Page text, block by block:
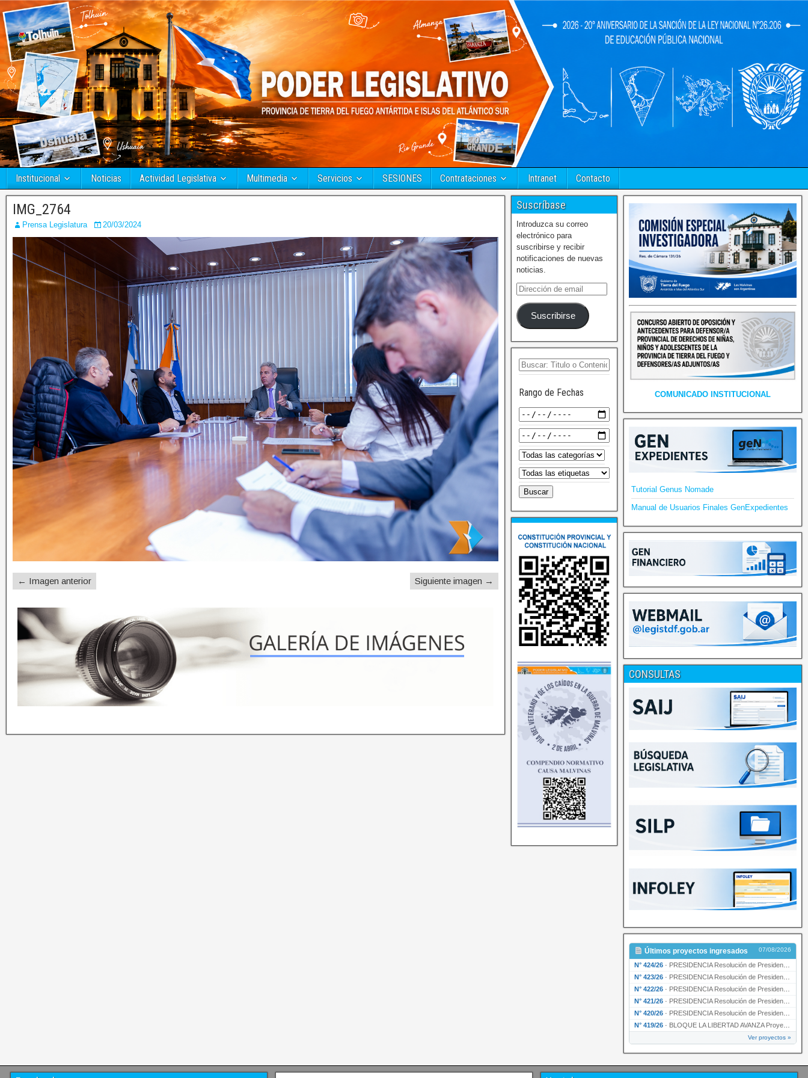
Institucional Noticias Actividad Legislativa Multimedia Servicios SESIONES Contrataciones Intranet Contacto
IMG_2764
Prensa Legislatura 20/03/2024
← Imagen anterior Siguiente imagen →
Suscríbase
Introduzca su correo
electrónico para
suscribirse y recibir
notificaciones de nuevas
noticias.
Suscribirse
Rango de Fechas COMUNICADO INSTITUCIONAL
Tutorial Genus Nomade
Manual de Usuarios Finales GenExpedientes
CONSULTAS
Últimos proyectos ingresados 07/08/2026
N° 424/26 · PRESIDENCIA Resolución de Presidencia Nº 210/26 declarando de interés provincial el proyec…
N° 423/26 · PRESIDENCIA Resolución de Presidencia Nº 209/26 declarando de interés provincial la presen…
N° 422/26 · PRESIDENCIA Resolución de Presidencia N° 200/26 para su ratificación.
N° 421/26 · PRESIDENCIA Resolución de Presidencia N° 199/26 para su ratificación.
N° 420/26 · PRESIDENCIA Resolución de Presidencia N° 198/26 para su ratificación.
N° 419/26 · BLOQUE LA LIBERTAD AVANZA Proyecto de Ley declarando la esencialidad del servicio educativ…
Ver proyectos »